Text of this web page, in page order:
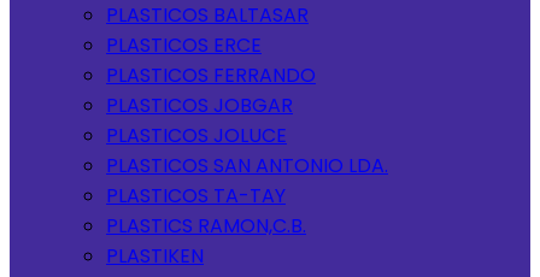
PLASTICOS BALTASAR
PLASTICOS ERCE
PLASTICOS FERRANDO
PLASTICOS JOBGAR
PLASTICOS JOLUCE
PLASTICOS SAN ANTONIO LDA.
PLASTICOS TA-TAY
PLASTICS RAMON,C.B.
PLASTIKEN